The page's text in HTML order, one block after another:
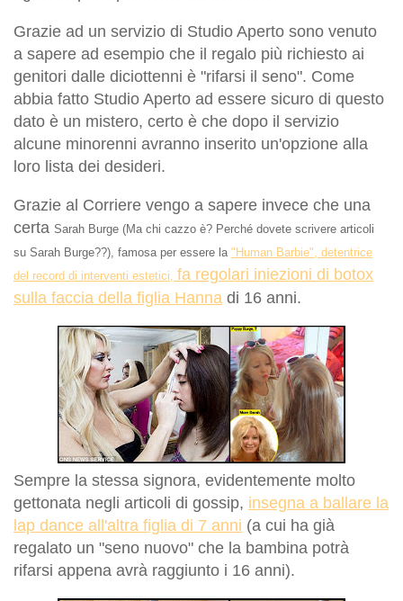
Grazie ad un servizio di Studio Aperto sono venuto
a sapere ad esempio che il regalo più richiesto ai
genitori dalle diciottenni è "rifarsi il seno". Come
abbia fatto Studio Aperto ad essere sicuro di questo
dato è un mistero, certo è che dopo il servizio
alcune minorenni avranno inserito un'opzione alla
loro lista dei desideri.
Grazie al Corriere vengo a sapere invece che una
certa Sarah Burge (Ma chi cazzo è? Perché dovete scrivere articoli
su Sarah Burge??), famosa per essere la "Human Barbie", detentrice
del record di interventi estetici, fa regolari iniezioni di botox
sulla faccia della figlia Hanna di 16 anni.
Sempre la stessa signora, evidentemente molto
gettonata negli articoli di gossip, insegna a ballare la
lap dance all'altra figlia di 7 anni (a cui ha già
regalato un "seno nuovo" che la bambina potrà
rifarsi appena avrà raggiunto i 16 anni).